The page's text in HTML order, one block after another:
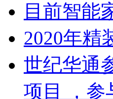
目前智能
2020年精
世纪华通
项目 ，参